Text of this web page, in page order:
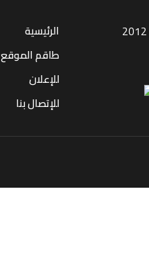
الرئيسية
طاقم الموقع
للإعلان
للإتصال بنا